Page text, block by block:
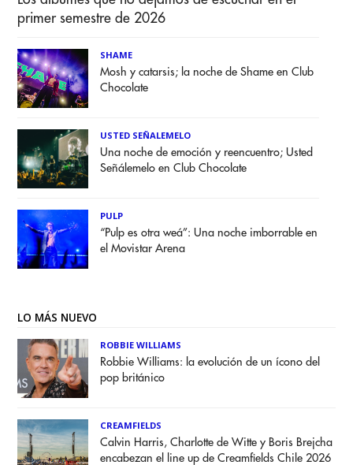
primer semestre de 2026
SHAME
Mosh y catarsis; la noche de Shame en Club
Chocolate
USTED SEÑALEMELO
Una noche de emoción y reencuentro; Usted
Señálemelo en Club Chocolate
PULP
“Pulp es otra weá”: Una noche imborrable en
el Movistar Arena
LO MÁS NUEVO
ROBBIE WILLIAMS
Robbie Williams: la evolución de un ícono del
pop británico
CREAMFIELDS
Calvin Harris, Charlotte de Witte y Boris Brejcha
encabezan el line up de Creamfields Chile 2026